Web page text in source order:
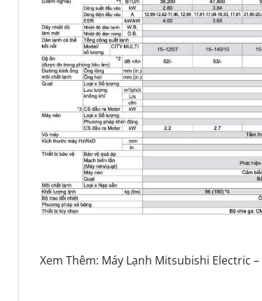
Xem Thêm: Máy Lạnh Mitsubishi Electric –